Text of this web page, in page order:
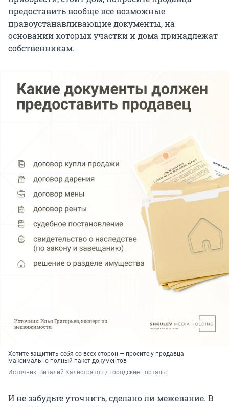
предоставить вообще все возможные
правоустанавливающие документы, на
основании которых участки и дома принадлежат
собственникам.
Хотите защитить себя со всех сторон — просите у продавца
максимально полный пакет документов
Источник: Виталий Калистратов / Городские порталы
И не забудьте уточнить, сделано ли межевание. В